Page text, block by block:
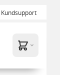
Kundsupport